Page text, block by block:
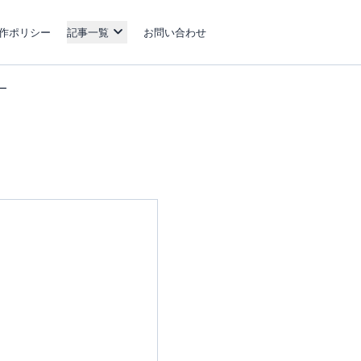
ポリシー 記事一覧 お問い合わせ